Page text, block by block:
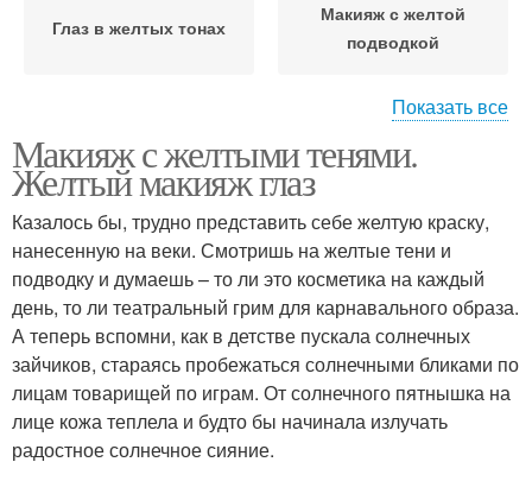
Глаз в желтых тонах
Макияж с желтой
подводкой
стрелками
стрелкой
Желтый акцент
Акцент с необычной
стрелкой
Глаз с желтыми тенями Цветные стрелки
Показать все
Макияж с желтыми тенями.
Желтый макияж глаз
Казалось бы, трудно представить себе желтую краску,
нанесенную на веки. Смотришь на желтые тени и
подводку и думаешь – то ли это косметика на каждый
день, то ли театральный грим для карнавального образа.
А теперь вспомни, как в детстве пускала солнечных
зайчиков, стараясь пробежаться солнечными бликами по
лицам товарищей по играм. От солнечного пятнышка на
лице кожа теплела и будто бы начинала излучать
радостное солнечное сияние.